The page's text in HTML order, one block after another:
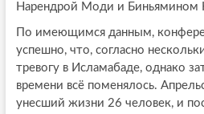
Нарендрой Моди и Биньямином
По имеющимся данным,
успешно, что, согласно
тревогу в Исламабаде, однако
времени всё поменялось.
унесший жизни 26 человек, и